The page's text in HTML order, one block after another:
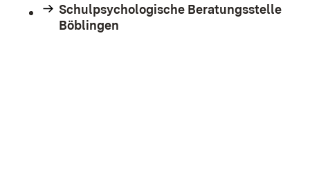
Schulpsychologische Beratungsstelle
Böblingen